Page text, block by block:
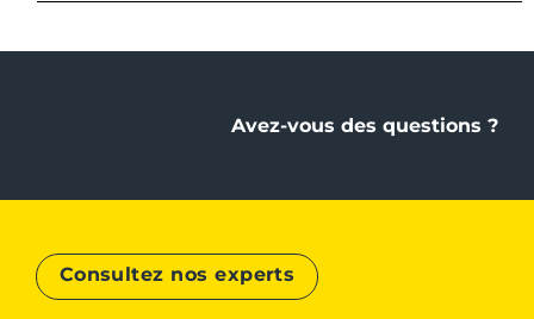
Avez-vous des questions ?
Consultez nos experts